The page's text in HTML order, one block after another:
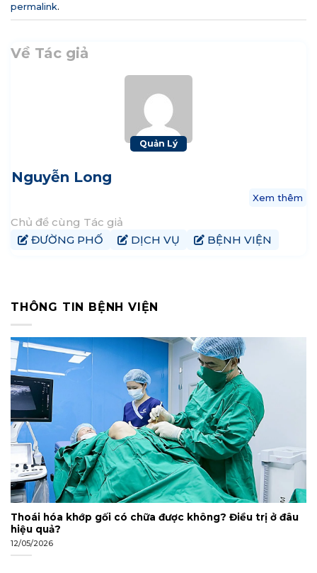
permalink.
Về Tác giả
Quản Lý
Nguyễn Long
Xem thêm
Chủ đề cùng Tác giả
ĐƯỜNG PHỐ
DỊCH VỤ BỆNH VIỆN
THÔNG TIN BỆNH VIỆN
Thoái hóa khớp gối có chữa được không? Điều trị ở đâu
hiệu quả?
12/05/2026